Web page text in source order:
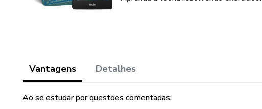
Vantagens Detalhes
Ao se estudar por questões comentadas: